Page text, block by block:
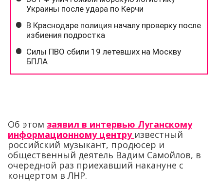
Об этом заявил в интервью Луганскому
информационному центру известный
российский музыкант, продюсер и
общественный деятель Вадим Самойлов, в
очередной раз приехавший накануне с
концертом в ЛНР.